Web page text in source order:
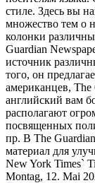
стиле. Здесь вы
множество тем о
колонки
Guardian
источник
того, он
американцев, The
английский вам
располагают
посвященных
пр. В The
материал для
New York Times`
Montag, 12. Mai